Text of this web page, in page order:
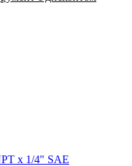
х 1/4" SAE